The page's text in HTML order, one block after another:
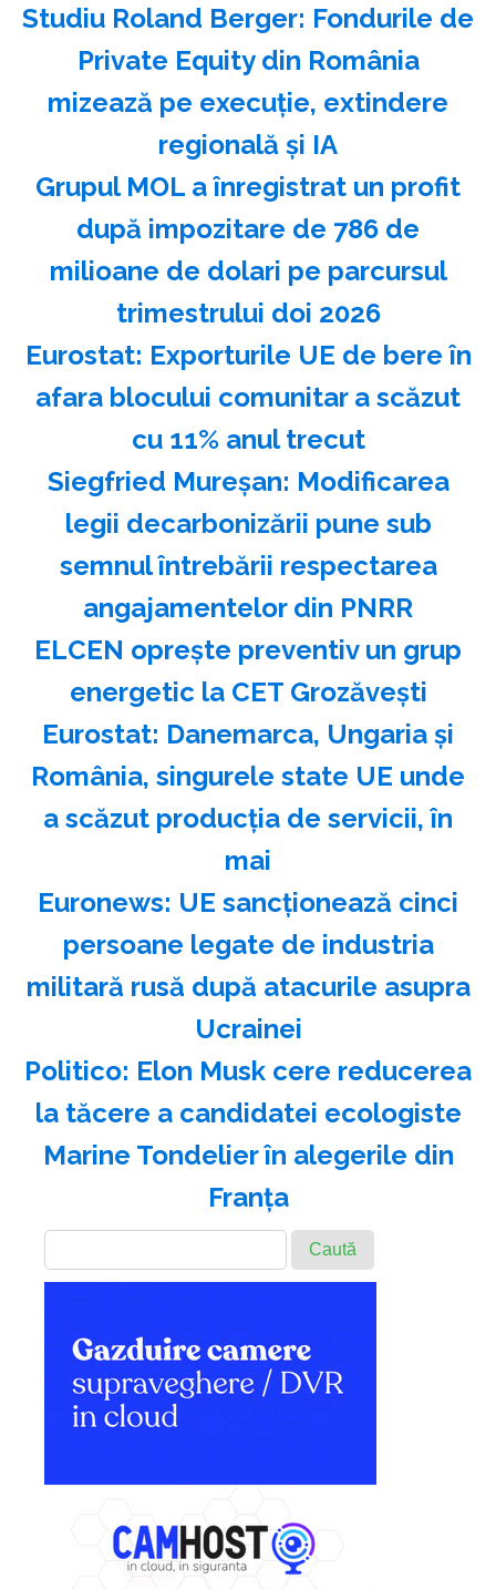
Studiu Roland Berger: Fondurile de
Private Equity din România
mizează pe execuţie, extindere
regională şi IA
Grupul MOL a înregistrat un profit
după impozitare de 786 de
milioane de dolari pe parcursul
trimestrului doi 2026
Eurostat: Exporturile UE de bere în
afara blocului comunitar a scăzut
cu 11% anul trecut
Siegfried Mureşan: Modificarea
legii decarbonizării pune sub
semnul întrebării respectarea
angajamentelor din PNRR
ELCEN opreşte preventiv un grup
energetic la CET Grozăveşti
Eurostat: Danemarca, Ungaria şi
România, singurele state UE unde
a scăzut producţia de servicii, în
mai
Euronews: UE sancţionează cinci
persoane legate de industria
militară rusă după atacurile asupra
Ucrainei
Politico: Elon Musk cere reducerea
la tăcere a candidatei ecologiste
Marine Tondelier în alegerile din
Franţa